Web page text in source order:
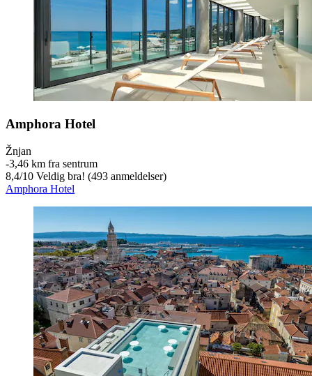
Amphora Hotel
Žnjan
‐3,46 km fra sentrum
8,4/10 Veldig bra! (493 anmeldelser)
Amphora Hotel